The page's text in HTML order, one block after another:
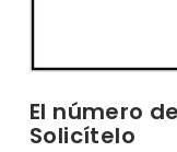
El número
Solicítelo